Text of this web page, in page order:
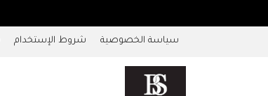
سياسة الخصوصية شروط الإستخدام